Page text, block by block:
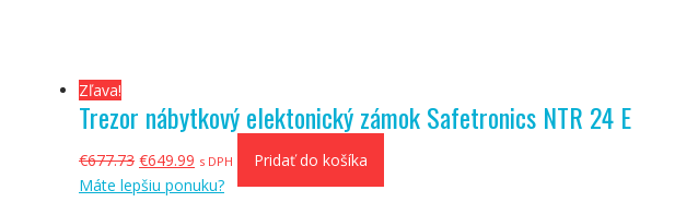
Zľava!
Trezor nábytkový elektonický zámok Safetronics NTR 24 E
€677.73 Pôvodná
cena
€649.99 Aktuálna
cena
s DPH
Pridať do košíka
Máte lepšiu ponuku?